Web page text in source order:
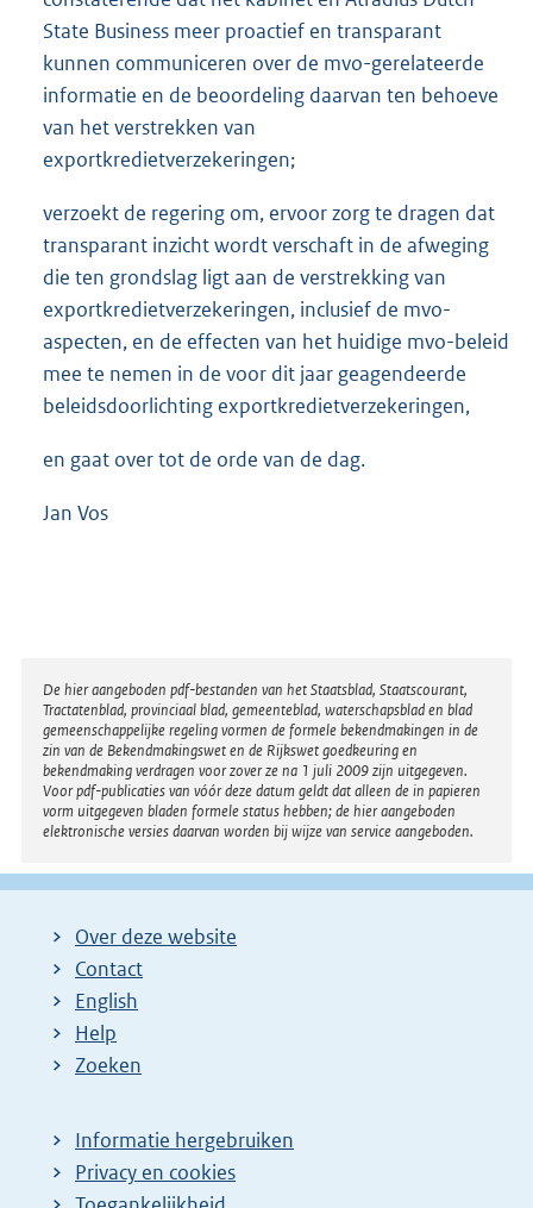
State Business meer proactief en transparant
kunnen communiceren over de mvo-gerelateerde
informatie en de beoordeling daarvan ten behoeve
van het verstrekken van
exportkredietverzekeringen;
verzoekt de regering om, ervoor zorg te dragen dat
transparant inzicht wordt verschaft in de afweging
die ten grondslag ligt aan de verstrekking van
exportkredietverzekeringen, inclusief de mvo-
aspecten, en de effecten van het huidige mvo-beleid
mee te nemen in de voor dit jaar geagendeerde
beleidsdoorlichting exportkredietverzekeringen,
en gaat over tot de orde van de dag.
Jan Vos
Disclaimer
De hier aangeboden pdf-bestanden van het Staatsblad, Staatscourant,
Tractatenblad, provinciaal blad, gemeenteblad, waterschapsblad en blad
gemeenschappelijke regeling vormen de formele bekendmakingen in de
zin van de Bekendmakingswet en de Rijkswet goedkeuring en
bekendmaking verdragen voor zover ze na 1 juli 2009 zijn uitgegeven.
Voor pdf-publicaties van vóór deze datum geldt dat alleen de in papieren
vorm uitgegeven bladen formele status hebben; de hier aangeboden
elektronische versies daarvan worden bij wijze van service aangeboden.
Over deze website
Contact
English
Help
Zoeken
Informatie hergebruiken
Privacy en cookies